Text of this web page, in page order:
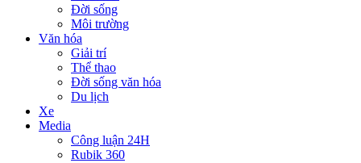
Đời sống
Môi trường
Văn hóa
Giải trí
Thể thao
Đời sống văn hóa
Du lịch
Xe
Media
Công luận 24H
Rubik 360